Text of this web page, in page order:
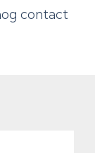
contact